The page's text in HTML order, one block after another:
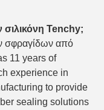
σιλικόνη Tenchy;
σφραγίδων από
11 years of
experience in
to provide
sealing solutions